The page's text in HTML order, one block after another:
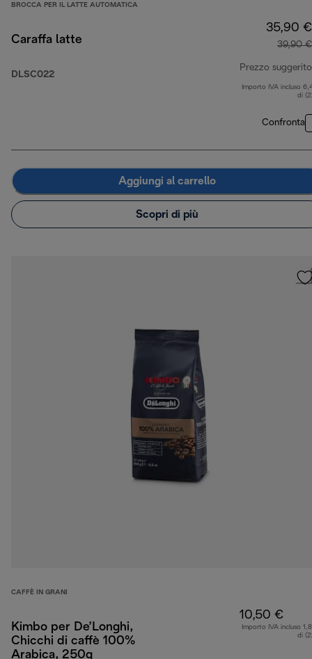
BROCCA PER IL LATTE AUTOMATICA
Caraffa latte
DLSC022
35,90 €
39,90 €
Prezzo suggerito
Importo IVA incluso
di
Confronta
Aggiungi al carrello
Scopri di più
CAFFÈ IN GRANI
Kimbo per De’Longhi,
Chicchi di caffè 100%
Arabica, 250g
10,50 €
Importo IVA incluso
di